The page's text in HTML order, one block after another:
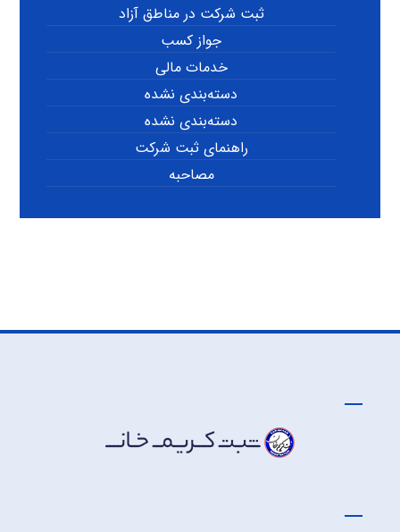
ثبت شرکت در مناطق آزاد
جواز کسب
خدمات مالی
دسته‌بندی نشده
دسته‌بندی نشده
راهنمای ثبت شرکت
مصاحبه